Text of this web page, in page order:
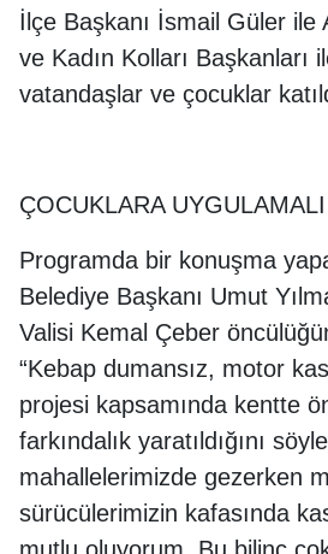
İlçe Başkanı İsmail Güler ile
ve Kadın Kolları Başkanları
vatandaşlar ve çocuklar
ÇOCUKLARA
Programda bir konuşma
Belediye Başkanı Umut
Valisi Kemal Çeber
“Kebap dumansız, motor
projesi kapsamında kentte
farkındalık yaratıldığını
mahallelerimizde gezerken
sürücülerimizin kafasında